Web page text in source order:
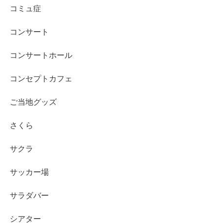
コミュ症
コンサート
コンサートホール
コンセプトカフェ
ご当地グッズ
さくら
サクラ
サッカー場
サラダバー
シアター